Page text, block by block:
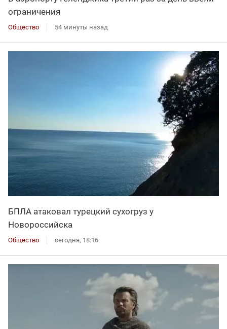
ограничения
Общество 54 минуты назад
БПЛА атаковал турецкий сухогруз у
Новороссийска
Общество сегодня, 18:16